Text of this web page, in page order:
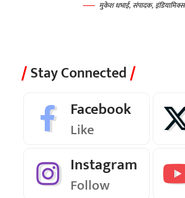
मुकेश धभाई, संपादक, इंडियामिक्स
Stay Connected
Facebook
Like
Instagram
Follow